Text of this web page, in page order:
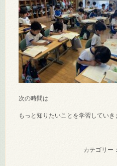
次の時間は
もっと知りたいことを学習していき
カテゴリー：